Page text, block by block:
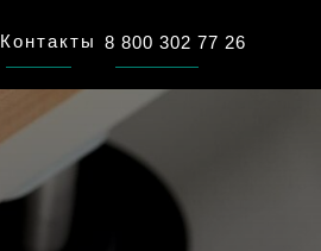
8 800 302 77 26
Контакты